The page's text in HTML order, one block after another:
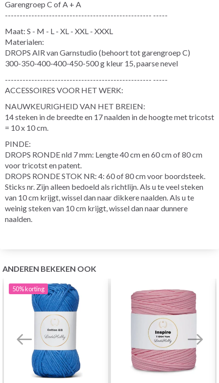
Garengroep C of A + A
-------------------------------------------------- -----
Maat: S - M - L - XL - XXL - XXXL
Materialen:
DROPS AIR van Garnstudio (behoort tot garengroep C)
300-350-400-400-450-500 g kleur 15, paarse nevel
-------------------------------------------------- -----
ACCESSOIRES VOOR HET WERK:
NAUWKEURIGHEID VAN HET BREIEN:
14 steken in de breedte en 17 naalden in de hoogte met tricotst
= 10 x 10 cm.
PINDE:
DROPS RONDE nld 7 mm: Lengte 40 cm en 60 cm of 80 cm
voor tricotst en patent.
DROPS RONDE STOK NR: 4: 60 of 80 cm voor boordsteek.
Sticks nr. Zijn alleen bedoeld als richtlijn. Als u te veel steken
van 10 cm krijgt, wissel dan naar dikkere naalden. Als u te
weinig steken van 10 cm krijgt, wissel dan naar dunnere
naalden.
ANDEREN BEKEKEN OOK
50%korting